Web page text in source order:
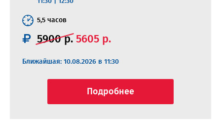
5,5 часов
5900 р. 5605 р.
Ближайшая: 10.08.2026 в 11:30
Подробнее